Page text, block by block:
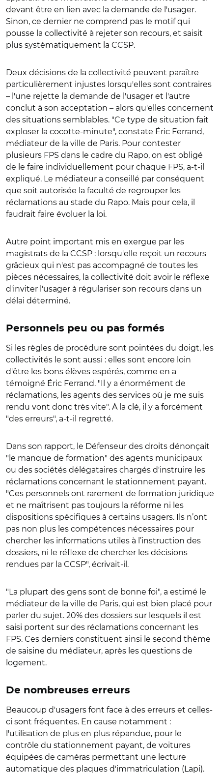
devant être en lien avec la demande de l'usager.
Sinon, ce dernier ne comprend pas le motif qui
pousse la collectivité à rejeter son recours, et saisit
plus systématiquement la CCSP.
Deux décisions de la collectivité peuvent paraître
particulièrement injustes lorsqu'elles sont contraires
– l'une rejette la demande de l'usager et l'autre
conclut à son acceptation – alors qu'elles concernent
des situations semblables. "Ce type de situation fait
exploser la cocotte-minute", constate Éric Ferrand,
médiateur de la ville de Paris. Pour contester
plusieurs FPS dans le cadre du Rapo, on est obligé
de le faire individuellement pour chaque FPS, a-t-il
expliqué. Le médiateur a conseillé par conséquent
que soit autorisée la faculté de regrouper les
réclamations au stade du Rapo. Mais pour cela, il
faudrait faire évoluer la loi.
Autre point important mis en exergue par les
magistrats de la CCSP : lorsqu'elle reçoit un recours
grâcieux qui n'est pas accompagné de toutes les
pièces nécessaires, la collectivité doit avoir le réflexe
d'inviter l'usager à régulariser son recours dans un
délai déterminé.
Personnels peu ou pas formés
Si les règles de procédure sont pointées du doigt, les
collectivités le sont aussi : elles sont encore loin
d'être les bons élèves espérés, comme en a
témoigné Éric Ferrand. "Il y a énormément de
réclamations, les agents des services où je me suis
rendu vont donc très vite". À la clé, il y a forcément
"des erreurs", a-t-il regretté.
Dans son rapport, le Défenseur des droits dénonçait
"le manque de formation" des agents municipaux
ou des sociétés délégataires chargés d'instruire les
réclamations concernant le stationnement payant.
"Ces personnels ont rarement de formation juridique
et ne maîtrisent pas toujours la réforme ni les
dispositions spécifiques à certains usagers. Ils n’ont
pas non plus les compétences nécessaires pour
chercher les informations utiles à l’instruction des
dossiers, ni le réflexe de chercher les décisions
rendues par la CCSP", écrivait-il.
"La plupart des gens sont de bonne foi", a estimé le
médiateur de la ville de Paris, qui est bien placé pour
parler du sujet. 20% des dossiers sur lesquels il est
saisi portent sur des réclamations concernant les
FPS. Ces derniers constituent ainsi le second thème
de saisine du médiateur, après les questions de
logement.
De nombreuses erreurs
Beaucoup d'usagers font face à des erreurs et celles-
ci sont fréquentes. En cause notamment :
l'utilisation de plus en plus répandue, pour le
contrôle du stationnement payant, de voitures
équipées de caméras permettant une lecture
automatique des plaques d'immatriculation (Lapi).